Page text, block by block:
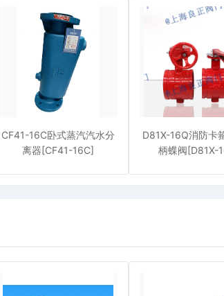
CF41-16C卧式蒸汽汽水分
离器[CF41-16C]
D81X-16Q消防卡
柄蝶阀[D81X-